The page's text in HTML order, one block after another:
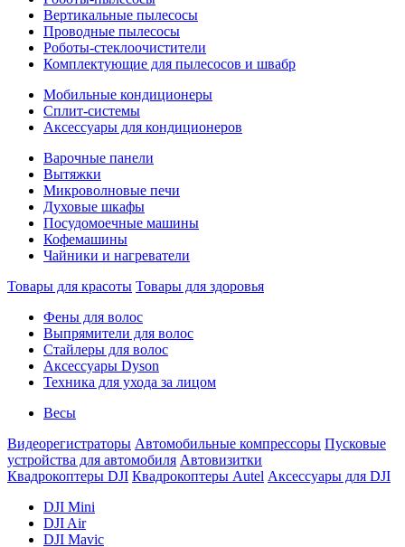
Вертикальные пылесосы
Проводные пылесосы
Роботы-стеклоочистители
Комплектующие для пылесосов и швабр
Мобильные кондиционеры
Сплит-системы
Аксессуары для кондиционеров
Варочные панели
Вытяжки
Микроволновые печи
Духовые шкафы
Посудомоечные машины
Кофемашины
Чайники и нагреватели
Товары для красоты Товары для здоровья
Фены для волос
Выпрямители для волос
Стайлеры для волос
Аксессуары Dyson
Техника для ухода за лицом
Весы
Видеорегистраторы Автомобильные компрессоры Пусковые
устройства для автомобиля Автовизитки
Квадрокоптеры DJI Квадрокоптеры Autel Аксессуары для DJI
DJI Mini
DJI Air
DJI Mavic